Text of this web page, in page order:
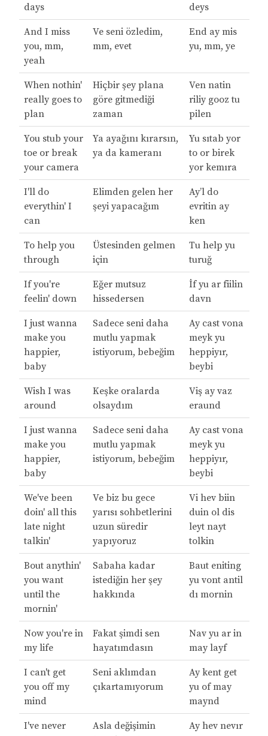
days
deys
And I miss
you, mm,
yeah
Ve seni özledim,
mm, evet
End ay mis
yu, mm, ye
When nothin'
really goes to
plan
Hiçbir şey plana
göre gitmediği
zaman
Ven natin
riliy gooz tu
pilen
You stub your
toe or break
your camera
Ya ayağını kırarsın,
ya da kameranı
Yu sıtab yor
to or birek
yor kemıra
I'll do
everythin' I
can
Elimden gelen her
şeyi yapacağım
Ay’l do
evritin ay
ken
To help you
through
Üstesinden gelmen
için
Tu help yu
turuğ
If you're
feelin' down
Eğer mutsuz
hissedersen
İf yu ar fiilin
davn
I just wanna
make you
happier,
baby
Sadece seni daha
mutlu yapmak
istiyorum, bebeğim
Ay cast vona
meyk yu
heppiyır,
beybi
Wish I was
around
Keşke oralarda
olsaydım
Viş ay vaz
eraund
I just wanna
make you
happier,
baby
Sadece seni daha
mutlu yapmak
istiyorum, bebeğim
Ay cast vona
meyk yu
heppiyır,
beybi
We've been
doin' all this
late night
talkin'
Ve biz bu gece
yarısı sohbetlerini
uzun süredir
yapıyoruz
Vi hev biin
duin ol dis
leyt nayt
tolkin
Bout anythin'
you want
until the
mornin'
Sabaha kadar
istediğin her şey
hakkında
Baut eniting
yu vont antil
dı mornin
Now you're in
my life
Fakat şimdi sen
hayatımdasın
Nav yu ar in
may layf
I can't get
you off my
mind
Seni aklımdan
çıkartamıyorum
Ay kent get
yu of may
maynd
I've never
Asla değişimin
Ay hev nevır